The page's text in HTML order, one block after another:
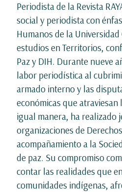
Periodista de la Revista
social y periodista con
Humanos de la
estudios en Territorios,
Paz y DIH. Durante nueve
labor periodística al
armado interno y las
económicas que
igual manera, ha realizado
organizaciones de
acompañamiento a la
de paz. Su compromiso
contar las realidades que
comunidades indígenas,